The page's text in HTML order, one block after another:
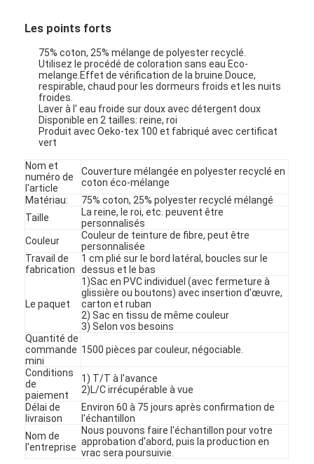
Les points forts
75% coton, 25% mélange de polyester recyclé.
Utilisez le procédé de coloration sans eau Eco-
melange.Effet de vérification de la bruine.Douce,
respirable, chaud pour les dormeurs froids et les nuits
froides.
Laver à l' eau froide sur doux avec détergent doux
Disponible en 2 tailles: reine, roi
Produit avec Oeko-tex 100 et fabriqué avec certificat
vert
Nom et
numéro de
l'article
Couverture mélangée en polyester recyclé en
coton éco-mélange
Matériau:
75% coton, 25% polyester recyclé mélangé
Taille
La reine, le roi, etc. peuvent être
personnalisés
Couleur
Couleur de teinture de fibre, peut être
personnalisée
Travail de
fabrication
1 cm plié sur le bord latéral, boucles sur le
dessus et le bas
Le paquet
1)Sac en PVC individuel (avec fermeture à
glissière ou boutons) avec insertion d'œuvre,
carton et ruban
2) Sac en tissu de même couleur
3) Selon vos besoins
Quantité de
commande
mini
1500 pièces par couleur, négociable.
Conditions
de
paiement
1) T/T à l'avance
2)L/C irrécupérable à vue
Délai de
livraison
Environ 60 à 75 jours après confirmation de
l'échantillon
Nom de
l'entreprise
Nous pouvons faire l'échantillon pour votre
approbation d'abord, puis la production en
vrac sera poursuivie.